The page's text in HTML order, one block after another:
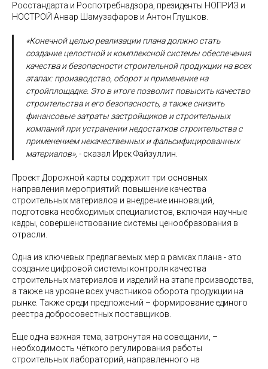
Росстандарта и Роспотребнадзора, президенты НОПРИЗ и
НОСТРОЙ Анвар Шамузафаров и Антон Глушков.
«Конечной целью реализации плана должно стать
создание целостной и комплексной системы обеспечения
качества и безопасности строительной продукции на всех
этапах: производство, оборот и применение на
стройплощадке. Это в итоге позволит повысить качество
строительства и его безопасность, а также снизить
финансовые затраты застройщиков и строительных
компаний при устранении недостатков строительства с
применением некачественных и фальсифицированных
материалов», - сказал Ирек Файзуллин.
Проект Дорожной карты содержит три основных
направления мероприятий: повышение качества
строительных материалов и внедрение инноваций,
подготовка необходимых специалистов, включая научные
кадры, совершенствование системы ценообразования в
отрасли.
Одна из ключевых предлагаемых мер в рамках плана - это
создание цифровой системы контроля качества
строительных материалов и изделий на этапе производства,
а также на уровне всех участников оборота продукции на
рынке. Также среди предложений – формирование единого
реестра добросовестных поставщиков.
Еще одна важная тема, затронутая на совещании, –
необходимость чёткого регулирования работы
строительных лабораторий, направленного на